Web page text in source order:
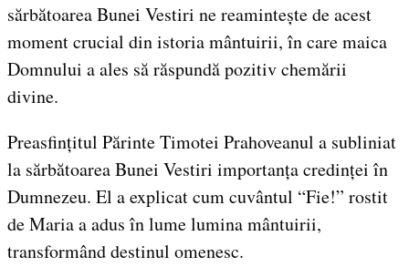
sărbătoarea Bunei Vestiri ne reamintește de acest
moment crucial din istoria mântuirii, în care maica
Domnului a ales să răspundă pozitiv chemării
divine.
Preasfințitul Părinte Timotei Prahoveanul a subliniat
la sărbătoarea Bunei Vestiri importanța credinței în
Dumnezeu. El a explicat cum cuvântul “Fie!” rostit
de Maria a adus în lume lumina mântuirii,
transformând destinul omenesc.